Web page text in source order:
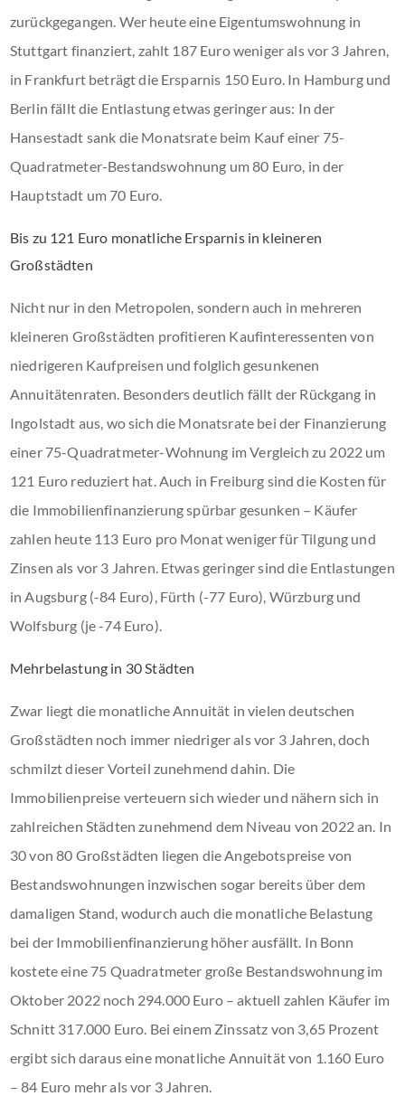
zurückgegangen. Wer heute eine Eigentumswohnung in
Stuttgart finanziert, zahlt 187 Euro weniger als vor 3 Jahren,
in Frankfurt beträgt die Ersparnis 150 Euro. In Hamburg und
Berlin fällt die Entlastung etwas geringer aus: In der
Hansestadt sank die Monatsrate beim Kauf einer 75-
Quadratmeter-Bestandswohnung um 80 Euro, in der
Hauptstadt um 70 Euro.
Bis zu 121 Euro monatliche Ersparnis in kleineren
Großstädten
Nicht nur in den Metropolen, sondern auch in mehreren
kleineren Großstädten profitieren Kaufinteressenten von
niedrigeren Kaufpreisen und folglich gesunkenen
Annuitätenraten. Besonders deutlich fällt der Rückgang in
Ingolstadt aus, wo sich die Monatsrate bei der Finanzierung
einer 75-Quadratmeter-Wohnung im Vergleich zu 2022 um
121 Euro reduziert hat. Auch in Freiburg sind die Kosten für
die Immobilienfinanzierung spürbar gesunken – Käufer
zahlen heute 113 Euro pro Monat weniger für Tilgung und
Zinsen als vor 3 Jahren. Etwas geringer sind die Entlastungen
in Augsburg (-84 Euro), Fürth (-77 Euro), Würzburg und
Wolfsburg (je -74 Euro).
Mehrbelastung in 30 Städten
Zwar liegt die monatliche Annuität in vielen deutschen
Großstädten noch immer niedriger als vor 3 Jahren, doch
schmilzt dieser Vorteil zunehmend dahin. Die
Immobilienpreise verteuern sich wieder und nähern sich in
zahlreichen Städten zunehmend dem Niveau von 2022 an. In
30 von 80 Großstädten liegen die Angebotspreise von
Bestandswohnungen inzwischen sogar bereits über dem
damaligen Stand, wodurch auch die monatliche Belastung
bei der Immobilienfinanzierung höher ausfällt. In Bonn
kostete eine 75 Quadratmeter große Bestandswohnung im
Oktober 2022 noch 294.000 Euro – aktuell zahlen Käufer im
Schnitt 317.000 Euro. Bei einem Zinssatz von 3,65 Prozent
ergibt sich daraus eine monatliche Annuität von 1.160 Euro
– 84 Euro mehr als vor 3 Jahren.